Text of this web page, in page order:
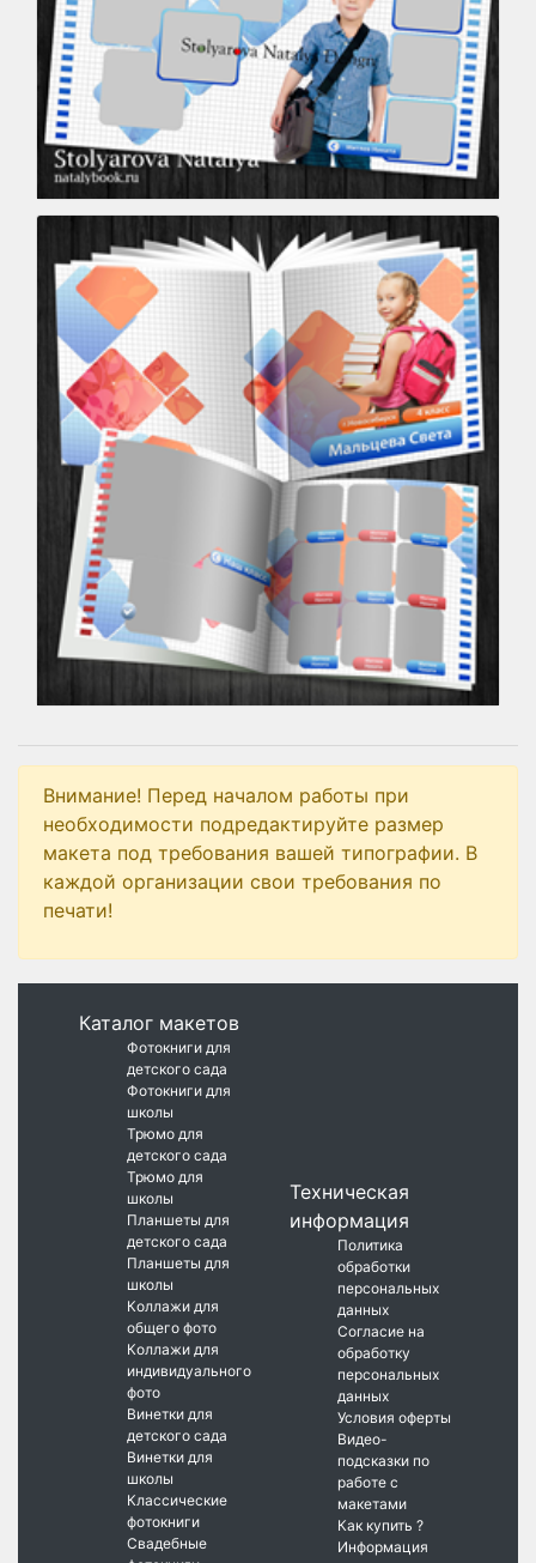
Внимание! Перед началом работы при
необходимости подредактируйте размер
макета под требования вашей типографии. В
каждой организации свои требования по
печати!
Каталог макетов
Фотокниги для
детского сада
Фотокниги для
школы
Трюмо для
детского сада
Трюмо для
школы
Планшеты для
детского сада
Планшеты для
школы
Коллажи для
общего фото
Коллажи для
индивидуального
фото
Винетки для
детского сада
Винетки для
школы
Классические
фотокниги
Свадебные
Техническая
информация
Политика
обработки
персональных
данных
Согласие на
обработку
персональных
данных
Условия оферты
Видео-
подсказки по
работе с
макетами
Как купить ?
Информация